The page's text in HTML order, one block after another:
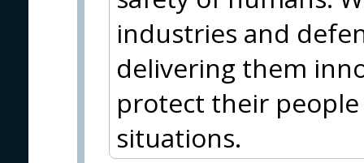
industries and
delivering them
protect their
situations.